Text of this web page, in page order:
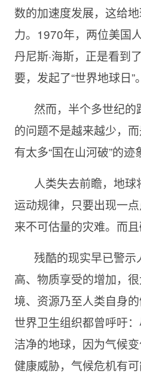
数的加速度发展，这给
力。1970年，两位美国
丹尼斯·海斯，正是看到
要，发起了“世界地球日”。
然而，半个多世纪
的问题不是越来越少，
有太多“国在山河破”的迹
人类失去前瞻，地
运动规律，只要出现一
来不可估量的灾难。而
残酷的现实早已警
高、物质享受的增加，
境、资源乃至人类自身的
世界卫生组织都曾呼吁：
洁净的地球，因为气候
健康威胁，气候危机有